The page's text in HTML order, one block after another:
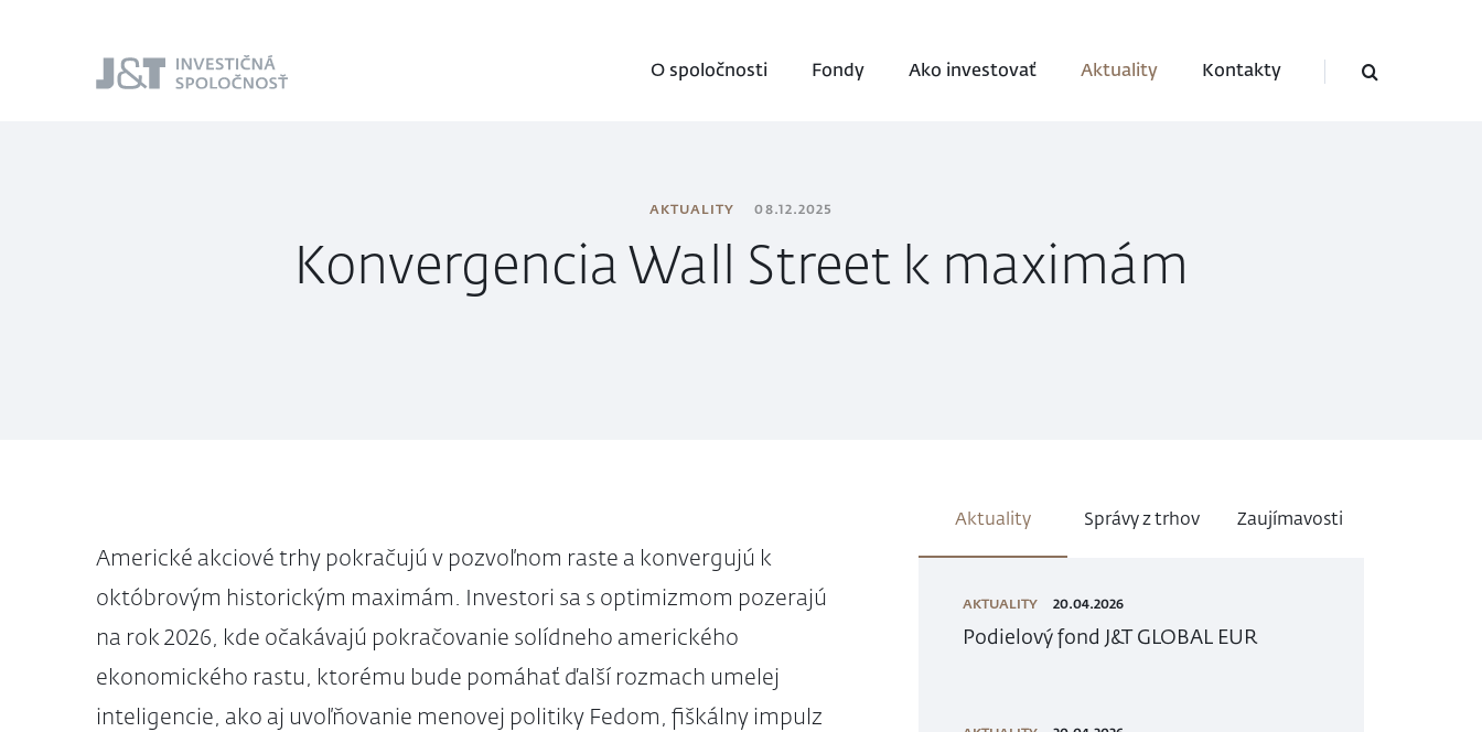
J&T Investičná
spoločnosť
O spoločnosti Fondy Ako investovať Aktuality Kontakty
AKTUALITY 08.12.2025
Konvergencia Wall Street k maximám
Americké akciové trhy pokračujú v pozvoľnom raste a konvergujú k
októbrovým historickým maximám. Investori sa s optimizmom pozerajú
na rok 2026, kde očakávajú pokračovanie solídneho amerického
ekonomického rastu, ktorému bude pomáhať ďalší rozmach umelej
inteligencie, ako aj uvoľňovanie menovej politiky Fedom, fiškálny impulz
Aktuality Správy z trhov Zaujímavosti
AKTUALITY 20.04.2026
Podielový fond J&T GLOBAL EUR